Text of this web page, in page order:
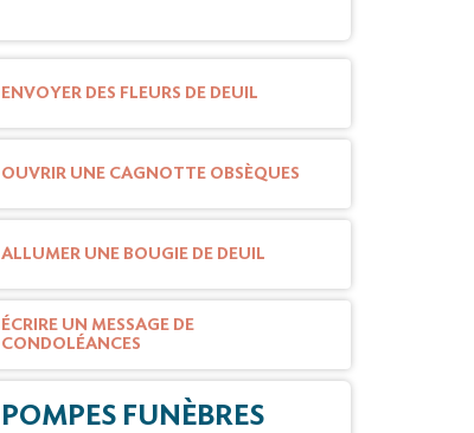
ENVOYER DES FLEURS DE DEUIL
OUVRIR UNE CAGNOTTE OBSÈQUES
ALLUMER UNE BOUGIE DE DEUIL
ÉCRIRE UN MESSAGE DE
CONDOLÉANCES
POMPES FUNÈBRES